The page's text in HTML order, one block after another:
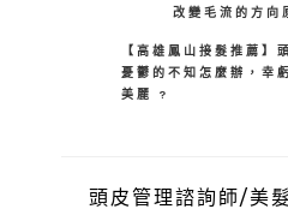
改變毛流的方向
【高雄鳳山接髮推薦】
憂鬱的不知怎麼辦，幸
美麗 ?
頭皮管理諮詢師/美